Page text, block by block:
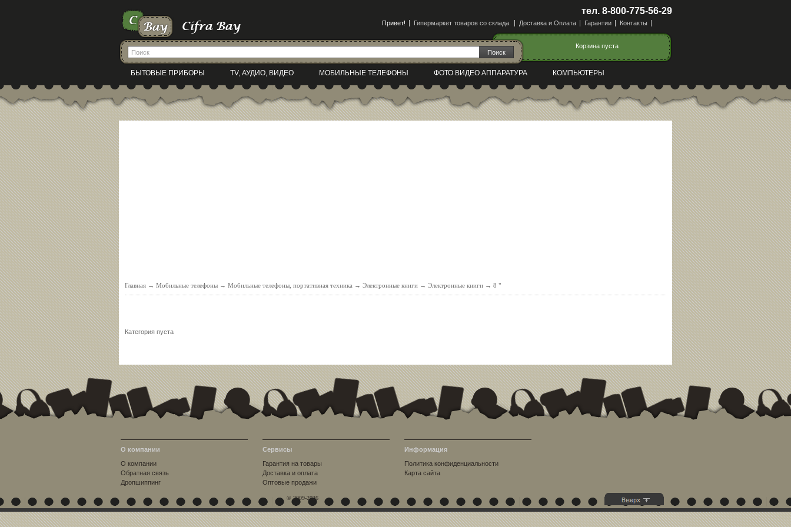
тел. 8-800-775-56-29
Привет! Гипермаркет товаров со склада. Доставка и Оплата Гарантии Контакты
Корзина пуста
БЫТОВЫЕ ПРИБОРЫ TV, АУДИО, ВИДЕО МОБИЛЬНЫЕ ТЕЛЕФОНЫ ФОТО ВИДЕО АППАРАТУРА КОМПЬЮТЕРЫ
Главная → Мобильные телефоны → Мобильные телефоны, портативная техника → Электронные книги → Электронные книги → 8 "
Категория пуста
О компании
О компании
Обратная связь
Дропшиппинг
Сервисы
Гарантия на товары
Доставка и оплата
Оптовые продажи
Информация
Политика конфиденциальности
Карта сайта
© 2009-2026